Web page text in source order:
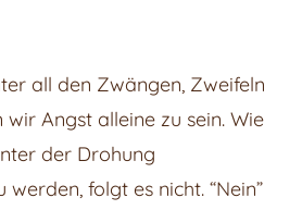
all den Zwängen, Zweifeln
Angst alleine zu sein. Wie
der Drohung
werden, folgt es nicht. “Nein”